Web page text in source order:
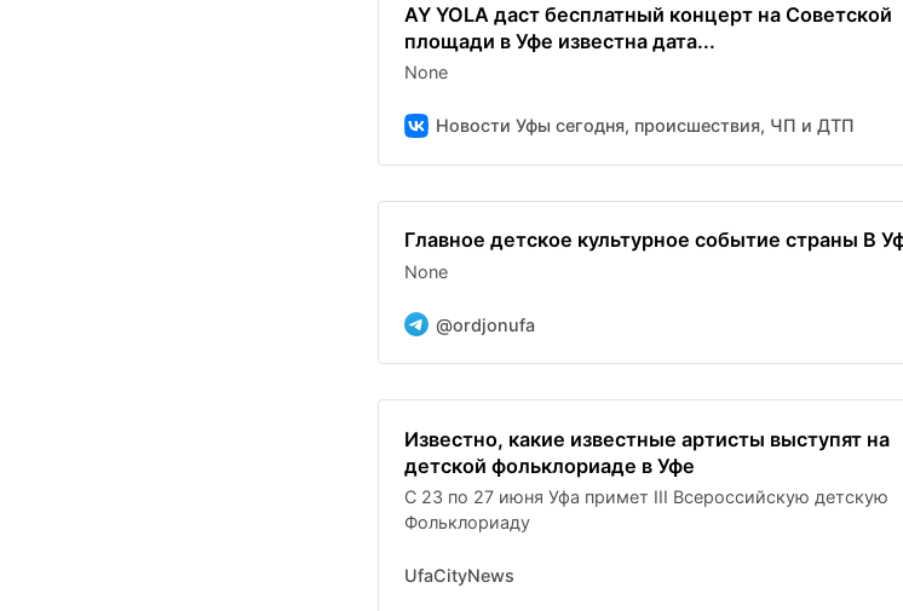
AY YOLA даст бесплатный концерт на Советской
площади в Уфе известна дата...
None
Новости Уфы сегодня, происшествия, ЧП и ДТП
Главное детское культурное событие страны В
None
@ordjonufa
Известно, какие известные артисты выступят на
детской фольклориаде в Уфе
С 23 по 27 июня Уфа примет III Всероссийскую детскую
Фольклориаду
UfaCityNews